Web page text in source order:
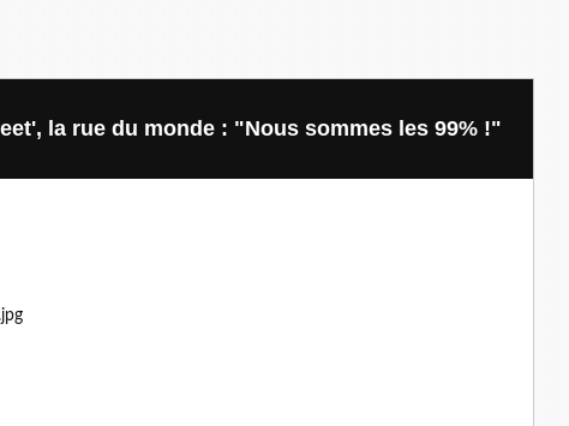
la rue du monde : "Nous sommes les 99% !"